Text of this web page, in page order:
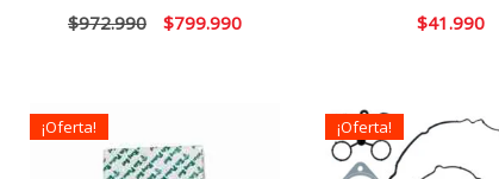
$972.990
El
$799.990El
$41.990
¡Oferta! ¡Oferta!